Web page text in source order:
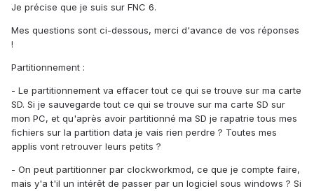
Je précise que je suis sur FNC 6.
Mes questions sont ci-dessous, merci d'avance de vos réponses
!
Partitionnement :
- Le partitionnement va effacer tout ce qui se trouve sur ma carte
SD. Si je sauvegarde tout ce qui se trouve sur ma carte SD sur
mon PC, et qu'après avoir partitionné ma SD je rapatrie tous mes
fichiers sur la partition data je vais rien perdre ? Toutes mes
applis vont retrouver leurs petits ?
- On peut partitionner par clockworkmod, ce que je compte faire,
mais y'a t'il un intérêt de passer par un logiciel sous windows ? Si